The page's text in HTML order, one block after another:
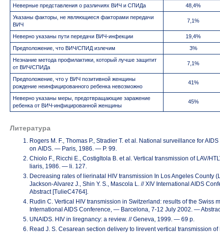
Неверные представления о различиях ВИЧ и СПИДа
48,4%
Указаны факторы, не являющиеся факторами передачи
ВИЧ
7,1%
Неверно указаны пути передачи ВИЧ-инфекции
19,4%
Предположение, что ВИЧ/СПИД излечим
3%
Незнание метода профилактики, который лучше защитит
от ВИЧ/СПИДа
7,1%
Предположение, что у ВИЧ позитивной женщины
рождение неинфицированного ребенка невозможно
41%
Неверно указаны меры, предотвращающие заражение
ребенка от ВИЧ-инфицированной женщины
45%
Литература
Rogers M. F., Thomas P., Stradier T. et al. National surveillance for
on AIDS. — Paris, 1986. — P. 99.
Chiolo F., Ricchi E., Costigltola B. et al. Vertical transmission of LAV/
liaris, 1986. — li. 127.
Decreasing rates of lierinatal HIV transmission In Los Angeles County
Jackson-Alvarez J., Shin Y. S., Mascola L. // XIV International AIDS
Abstract [TulieC4764].
Rudin C. Vertical HIV transmission in Switzerland: results of the Swiss
International AIDS Conference, — Barcelona, 7-12 July 2002. —
UNAIDS. HIV in liregnancy: a review. // Geneva, 1999. — 69 р.
Read J. S. Cesarean section delivery to lirevent vertical transmission